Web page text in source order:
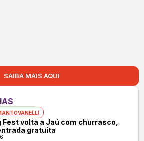
SAIBA MAIS AQUI
Fest volta a Jaú com churrasco,
gratuita